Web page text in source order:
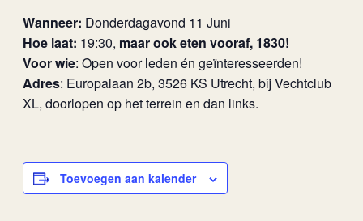
Wanneer: Donderdagavond 11 Juni
Hoe laat: 19:30, maar ook eten vooraf, 1830!
Voor wie: Open voor leden én geïnteresseerden!
Adres: Europalaan 2b, 3526 KS Utrecht, bij Vechtclub
XL, doorlopen op het terrein en dan links.
Toevoegen aan kalender